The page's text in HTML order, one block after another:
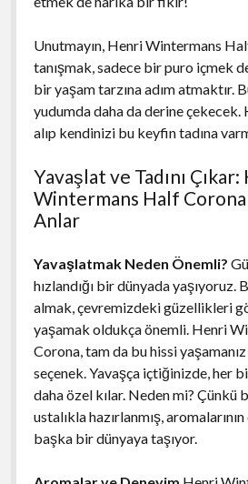
Unutmayın, Henri Wintermans
tanışmak, sadece bir puro içmek
bir yaşam tarzına adım atmaktır.
yudumda daha da derine
alıp kendinizi bu keyfin tadına
Yavaşlat ve Tadını
Wintermans Half
Anlar
Yavaşlatmak Neden Önemli?
hızlandığı bir dünyada yaşıyoruz.
almak, çevremizdeki güzellikleri
yaşamak oldukça önemli. Henri
Corona, tam da bu hissi
seçenek. Yavaşça içtiğinizde, her
daha özel kılar. Neden mi? Çünkü
ustalıkla hazırlanmış,
başka bir dünyaya taşıyor.